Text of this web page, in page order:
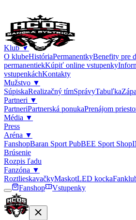
Klub▼
O klubeHistóriaPermanentkyBenefity pre
permanentiekKúpiť online vstupenky
vstupenkáchKontakty
Mužstvo ▼
SúpiskaRealizačný tímSprávyTabuľka
Partneri ▼
PartneriPartnerská ponukaPrenájom
Média ▼
Press
Aréna ▼
FanshopBaran Sport PubBEE Sport Shop
Brúsenie
Rozpis ľadu
Fanzóna ▼
RoztlieskavačkyMaskotLED kocka
Fanshop
Vstupenky